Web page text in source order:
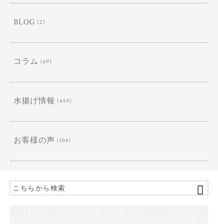
BLOG (2)
コラム (69)
水揚げ情報 (459)
お客様の声 (104)